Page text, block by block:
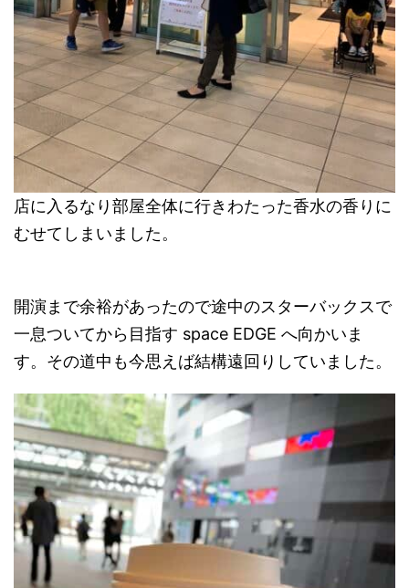
店に入るなり部屋全体に行きわたった香水の香りに
むせてしまいました。
開演まで余裕があったので途中のスターバックスで
一息ついてから目指す space EDGE へ向かいま
す。その道中も今思えば結構遠回りしていました。